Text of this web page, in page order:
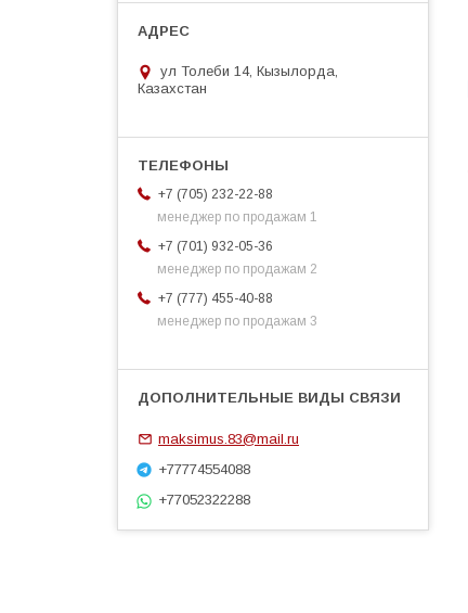
ул Толеби 14, Кызылорда,
Казахстан
+7 (705) 232-22-88
менеджер по продажам 1
+7 (701) 932-05-36
менеджер по продажам 2
+7 (777) 455-40-88
менеджер по продажам 3
maksimus.83@mail.ru
+77774554088
+77052322288